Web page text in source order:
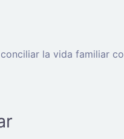
la vida familiar